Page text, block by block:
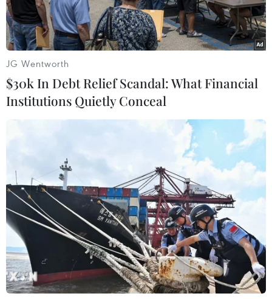
Ngày 7/5, Văn phòng Báo chí sân bay
Sheremetyevo thông báo máy bay Sukhoi
Superjet 100 mang số hiệu SU1492 của hãng
hàng không Nga Aeroflot đã quay trở lại đường
băng trước khi mất liên lạc và mất điều khiển
lái tự động.
JG Wentworth
$30k In Debt Relief Scandal: What Financial
Institutions Quietly Conceal